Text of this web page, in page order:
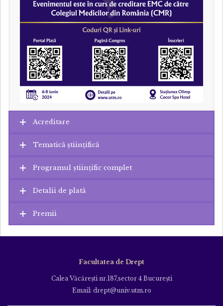
Acreditare
Tematică științifică
Programul științific complet
Detalii de plată
Premii
Facultatea de Drept
Calea Văcăreşti nr.187,sector 4 Bucureşti
Email: drept@univ.utm.ro